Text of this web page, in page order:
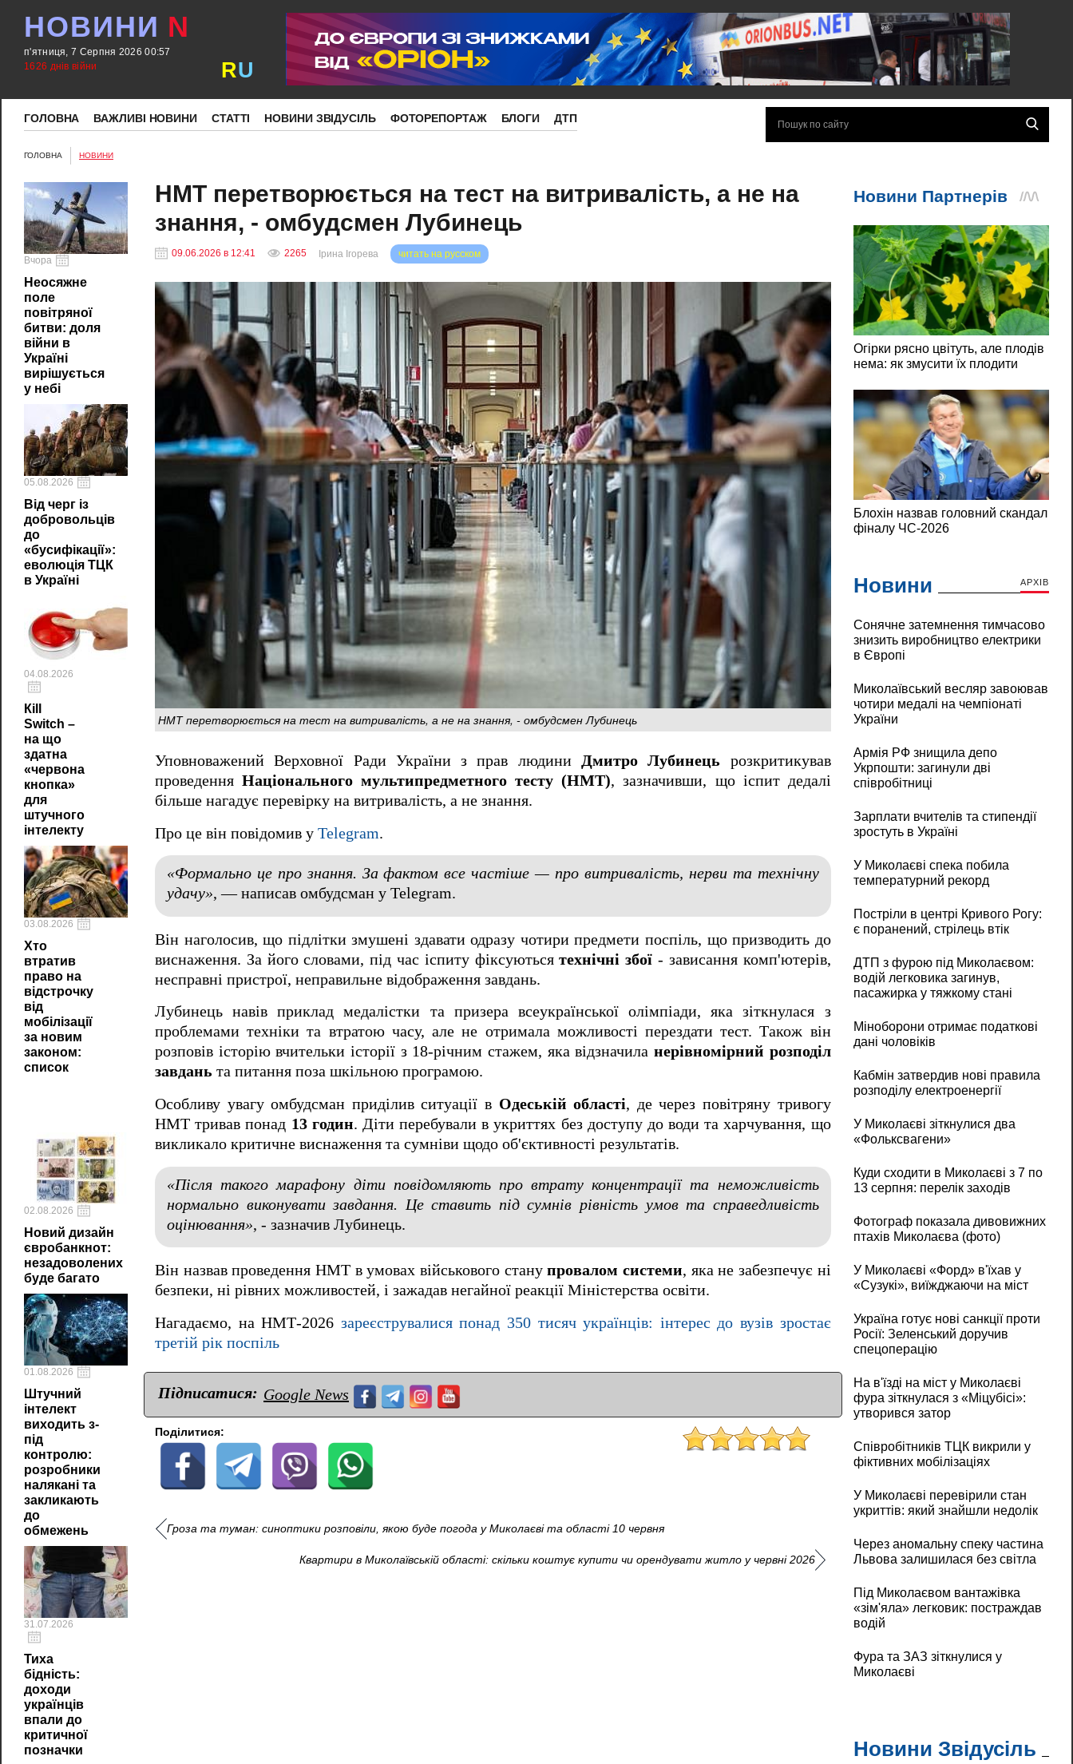
НОВИНИ N
п'ятниця, 7 Серпня 2026 00:57
1626 днів війни
RU
ГОЛОВНА ВАЖЛИВІ НОВИНИ СТАТТІ НОВИНИ ЗВІДУСІЛЬ ФОТОРЕПОРТАЖ БЛОГИ ДТП
ГОЛОВНА НОВИНИ
Вчора
Неосяжне
поле
повітряної
битви: доля
війни в
Україні
вирішується
у небі
05.08.2026
Від черг із
добровольців
до
«бусифікації»:
еволюція ТЦК
в Україні
04.08.2026
Кill
Switch –
на що
здатна
«червона
кнопка»
для
штучного
інтелекту
03.08.2026
Хто
втратив
право на
відстрочку
від
мобілізації
за новим
законом:
список
02.08.2026
Новий дизайн
євробанкнот:
незадоволених
буде багато
01.08.2026
Штучний
інтелект
виходить з-
під
контролю:
розробники
налякані та
закликають
до
обмежень
31.07.2026
Тиха
бідність:
доходи
українців
впали до
критичної
позначки
НМТ перетворюється на тест на витривалість, а не на
знання, - омбудсмен Лубинець
09.06.2026 в 12:41 2265 читать на русском
Ірина Ігорева
НМТ перетворюється на тест на витривалість, а не на знання, - омбудсмен Лубинець
Уповноважений Верховної Ради України з прав людини Дмитро Лубинець розкритикував
проведенняНаціонального мультипредметного тесту (НМТ), зазначивши, що іспит дедалі
більше нагадує перевірку на витривалість, а не знання.
Про це він повідомив у Telegram.
«Формально це про знання. За фактом все частіше — про витривалість, нерви та технічну
удачу», — написав омбудсман у Telegram.
Він наголосив, що підлітки змушені здавати одразу чотири предмети поспіль, що призводить до
виснаження. За його словами, під час іспиту фіксуютьсятехнічні збої - зависання комп'ютерів,
несправні пристрої, неправильне відображення завдань.
Лубинець навів приклад медалістки та призера всеукраїнської олімпіади, яка зіткнулася з
проблемами техніки та втратою часу, але не отримала можливості перездати тест. Також він
розповів історію вчительки історії з 18-річним стажем, яка відзначила нерівномірний розподіл
завдань та питання поза шкільною програмою.
Особливу увагу омбудсман приділив ситуації в Одеській області, де через повітряну тривогу
НМТ тривав понад 13 годин. Діти перебували в укриттях без доступу до води та харчування, що
викликало критичне виснаження та сумніви щодо об'єктивності результатів.
«Після такого марафону діти повідомляють про втрату концентрації та неможливість
нормально виконувати завдання. Це ставить під сумнів рівність умов та справедливість
оцінювання», - зазначив Лубинець.
Він назвав проведення НМТ в умовах військового станупровалом системи, яка не забезпечує ні
безпеки, ні рівних можливостей, і зажадав негайної реакції Міністерства освіти.
Нагадаємо, на НМТ-2026 зареєструвалися понад 350 тисяч українців: інтерес до вузів зростає
третій рік поспіль
Підписатися: Google News
Поділитися:
Гроза та туман: синоптики розповіли, якою буде погода у Миколаєві та області 10 червня
Квартири в Миколаївській області: скільки коштує купити чи орендувати житло у червні 2026
Новини АРХІВ
Сонячне затемнення тимчасово
знизить виробництво електрики
в Європі
Миколаївський весляр завоював
чотири медалі на чемпіонаті
України
Армія РФ знищила депо
Укрпошти: загинули дві
співробітниці
Зарплати вчителів та стипендії
зростуть в Україні
У Миколаєві спека побила
температурний рекорд
Постріли в центрі Кривого Рогу:
є поранений, стрілець втік
ДТП з фурою під Миколаєвом:
водій легковика загинув,
пасажирка у тяжкому стані
Міноборони отримає податкові
дані чоловіків
Кабмін затвердив нові правила
розподілу електроенергії
У Миколаєві зіткнулися два
«Фольксвагени»
Куди сходити в Миколаєві з 7 по
13 серпня: перелік заходів
Фотограф показала дивовижних
птахів Миколаєва (фото)
У Миколаєві «Форд» в'їхав у
«Сузукі», виїжджаючи на міст
Україна готує нові санкції проти
Росії: Зеленський доручив
спецоперацію
На в'їзді на міст у Миколаєві
фура зіткнулася з «Міцубісі»:
утворився затор
Співробітників ТЦК викрили у
фіктивних мобілізаціях
У Миколаєві перевірили стан
укриттів: який знайшли недолік
Через аномальну спеку частина
Львова залишилася без світла
Під Миколаєвом вантажівка
«зім'яла» легковик: постраждав
водій
Фура та ЗАЗ зіткнулися у
Миколаєві
Новини Звідусіль